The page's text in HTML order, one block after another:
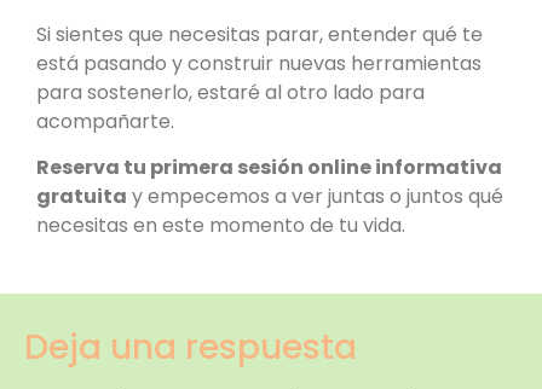
Si sientes que necesitas parar, entender qué te
está pasando y construir nuevas herramientas
para sostenerlo, estaré al otro lado para
acompañarte.
Reserva tu primera sesión online informativa
gratuita y empecemos a ver juntas o juntos qué
necesitas en este momento de tu vida.
Deja una respuesta